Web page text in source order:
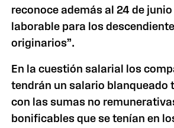
reconoce además al 24 de
laborable para los
originarios”.
En la cuestión salarial los
tendrán un salario blanqueado
con las sumas no
bonificables que se tenían en